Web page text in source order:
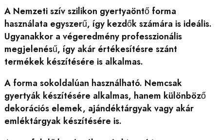
A Nemzeti szív szilikon gyertyaöntő forma
használata egyszerű, így kezdők számára is ideális.
Ugyanakkor a végeredmény professzionális
megjelenésű, így akár értékesítésre szánt
termékek készítésére is alkalmas.
A forma sokoldalúan használható. Nemcsak
gyertyák készítésére alkalmas, hanem különböző
dekorációs elemek, ajándéktárgyak vagy akár
emléktárgyak készítésére is.